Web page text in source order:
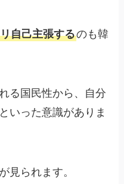
自己主張するのも韓
る国民性から、自分
いった意識がありま
見られます。